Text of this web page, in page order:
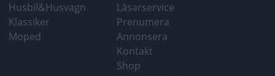
Husbil&Husvagn
Klassiker
Moped
Läsarservice
Prenumera
Annonsera
Kontakt
Shop